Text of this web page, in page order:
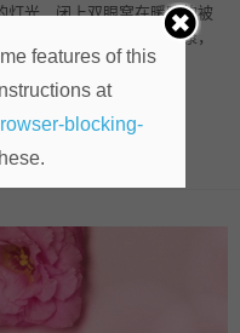
灯光，闭上双眼窝在暖暖的被
如何即有效恢复身体健康，
features of this
at
blocking-